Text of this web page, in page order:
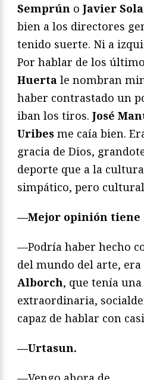
Semprún o Javier
bien a los directores
tenido suerte. Ni a
Por hablar de los
Huerta le nombran
haber contrastado un
iban los tiros. José
Uribes me caía bien.
gracia de Dios,
deporte que a la
simpático, pero
—Mejor opinión tiene
—Podría haber hecho
del mundo del arte, era
Alborch, que tenía
extraordinaria,
capaz de hablar con
—Urtasun.